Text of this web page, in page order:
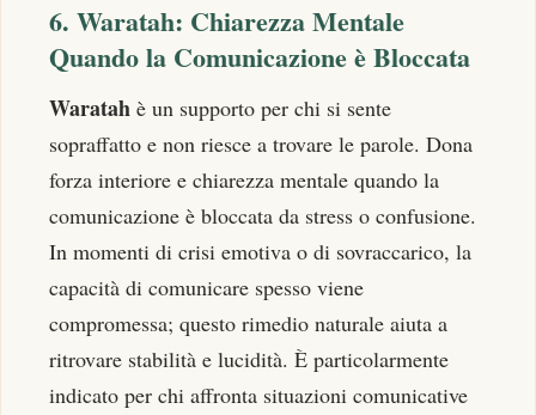
6. Waratah: Chiarezza Mentale
Quando la Comunicazione è Bloccata
Waratah è un supporto per chi si sente
sopraffatto e non riesce a trovare le parole. Dona
forza interiore e chiarezza mentale quando la
comunicazione è bloccata da stress o confusione.
In momenti di crisi emotiva o di sovraccarico, la
capacità di comunicare spesso viene
compromessa; questo rimedio naturale aiuta a
ritrovare stabilità e lucidità. È particolarmente
indicato per chi affronta situazioni comunicative